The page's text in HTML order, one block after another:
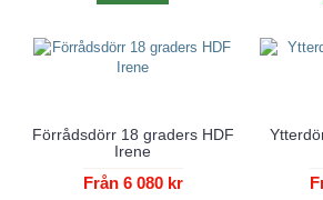
Förrådsdörr 18 graders HDF
Irene
Från 6 080 kr